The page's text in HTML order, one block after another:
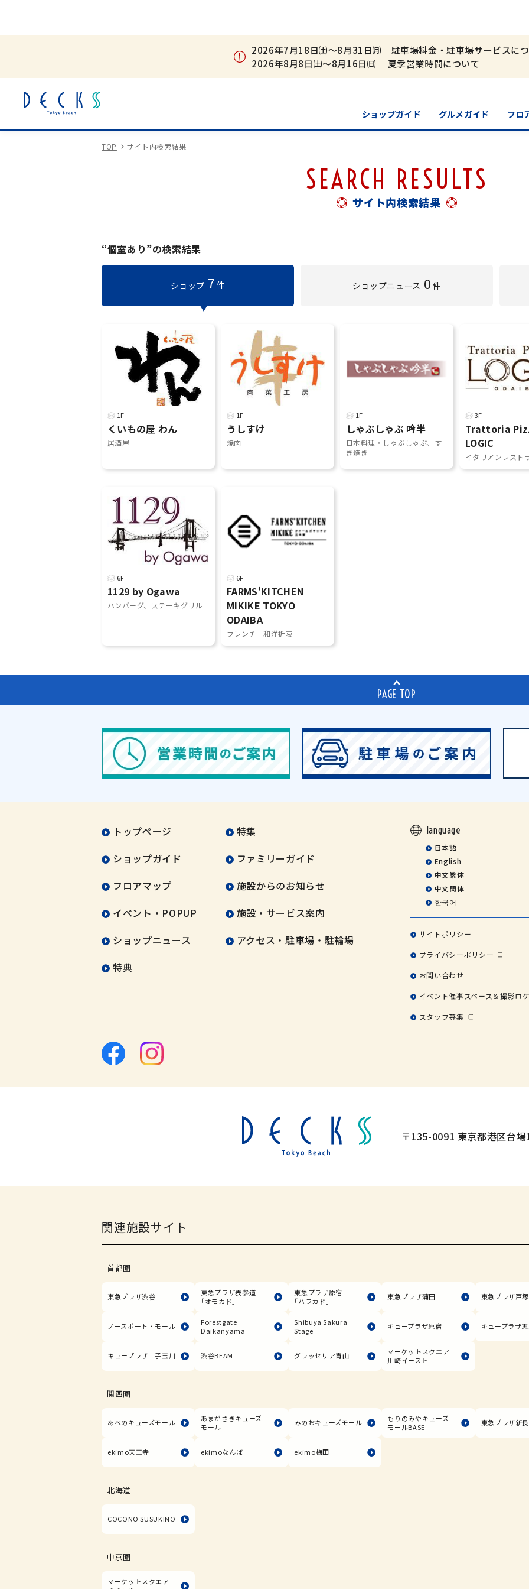
2026年7月18日㈯～8月31日㈪ 駐車場料金・駐車場サービスに
2026年8月8日㈯～8月16日㈰ 夏季営業時間について
ショップガイド グルメガイド フロ
TOP サイト内検索結果
SEARCH RESULTS
サイト内検索結果
“個室あり”の検索結果
ショップ 7 件 ショップニュース 0 件
1F
くいもの屋 わん
居酒屋
1F
うしすけ
焼肉
1F
しゃぶしゃぶ 吟半
日本料理・しゃぶしゃぶ、す
き焼き
3F
Trattoria
LOGIC
イタリアンレスト
6F
1129 by Ogawa
ハンバーグ、ステーキグリル
6F
FARMS'KITCHEN
MIKIKE TOKYO
ODAIBA
フレンチ 和洋折衷
PAGE TOP
トップページ
ショップガイド
フロアマップ
イベント・POPUP
ショップニュース
特典
特集
ファミリーガイド
施設からのお知らせ
施設・サービス案内
アクセス・駐車場・駐輪場
language
日本語
English
中文繁体
中文簡体
한국어
サイトポリシー
プライバシーポリシー
お問い合わせ
イベント催事スペース＆撮影ロ
スタッフ募集
〒135-0091 東京都港区台
関連施設サイト
首都圏
東急プラザ渋谷
東急プラザ表参道
「オモカド」
東急プラザ原宿
「ハラカド」
東急プラザ蒲田 東急プラザ戸塚
ノースポート・モール
Forestgate
Daikanyama
Shibuya Sakura
Stage
キュープラザ原宿 キュープラザ
キュープラザ二子玉川 渋谷BEAM グラッセリア青山
マーケットスクエア
川崎イースト
関西圏
あべのキューズモール
あまがさきキューズ
モール
みのおキューズモール
もりのみやキューズ
モールBASE
東急プラザ新
ekimo天王寺 ekimoなんば ekimo梅田
北海道
COCONO SUSUKINO
中京圏
マーケットスクエア